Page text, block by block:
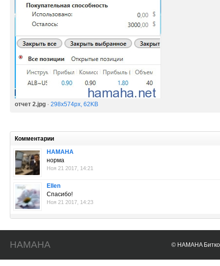
отчет 2.jpg · 298x574px, 62KB
Комментарии
HAMAHA
норма
Ноя 21 2017, 14:21
Ellen
Спасибо!
Ноя 21 2017, 14:23
HAMAHA © HAMAHA